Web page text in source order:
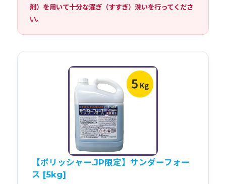
剤）を用いて十分な濯ぎ（すすぎ）洗いを行ってくださ
い。
【ポリッシャー.JP限定】サンダーフォー
ス [5kg]